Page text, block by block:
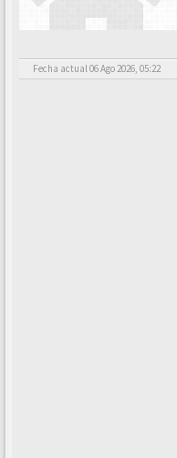
Fecha actual 06 Ago 2026, 05:22